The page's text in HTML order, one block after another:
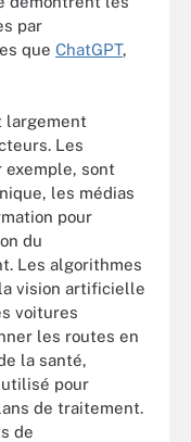
par
que ChatGPT,
largement
Les
exemple, sont
les médias
pour
du
Les algorithmes
vision artificielle
voitures
les routes en
la santé,
pour
de traitement.
de